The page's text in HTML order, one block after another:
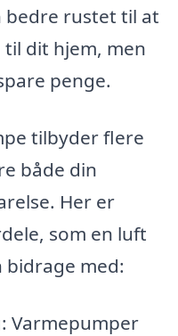
bedre rustet til at
dit hjem, men
penge.
tilbyder flere
både din
Her er
som en luft
med:
Varmepumper